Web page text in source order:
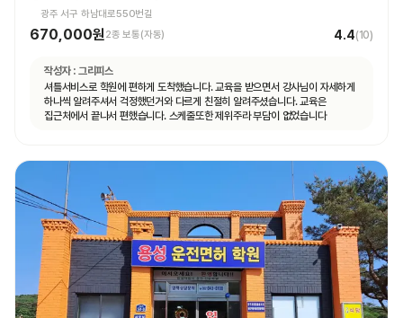
광주 서구 하남대로550번길
670,000원 2종 보통(자동) 4.4(10)
작성자 : 그리피스
셔틀서비스로 학원에 편하게 도착했습니다. 교육을 받으면서 강사님이 자세하게
하나씩 알려주셔서 걱정했던거와 다르게 친절히 알려주셨습니다. 교육은
집근처에서 끝나서 편했습니다. 스케줄또한 제위주라 부담이 없었습니다